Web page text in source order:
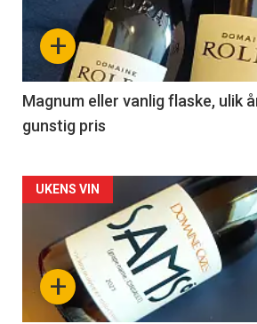
nå
3
+
Magnum eller vanlig flaske, ulik
gunstig pris
Forsiden
akkurat
nå+
UKENS VIN